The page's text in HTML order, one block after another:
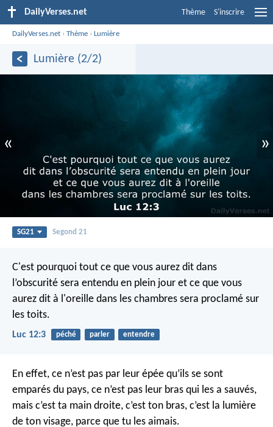
DailyVerses.net Thème S'inscrire
DailyVerses.net ›Thème ›Lumière
Lumière (2/2)
« »
SG21 Segond 21
C'est pourquoi tout ce que vous aurez dit dans
l’obscurité sera entendu en plein jour et ce que vous
aurez dit à l'oreille dans les chambres sera proclamé sur
les toits.
Luc 12:3 péché parler entendre
En effet, ce n’est pas par leur épée qu’ils se sont
emparés du pays, ce n’est pas leur bras qui les a sauvés,
mais c’est ta main droite, c’est ton bras, c’est la lumière
de ton visage, parce que tu les aimais.